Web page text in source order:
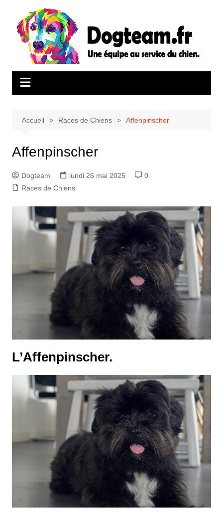
contenu
Accueil Races de Chiens Affenpinscher
Affenpinscher
Dogteam lundi 26 mai 2025
0
Races de Chiens
L’Affenpinscher.